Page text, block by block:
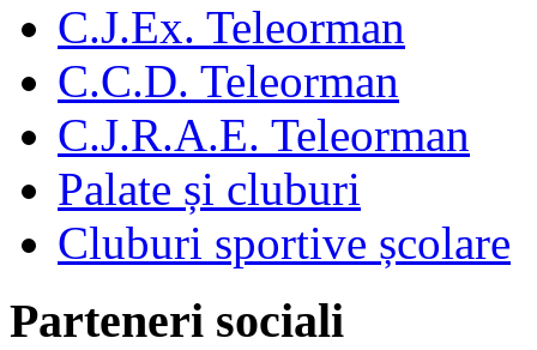
C.J.Ex. Teleorman
C.C.D. Teleorman
C.J.R.A.E. Teleorman
Palate și cluburi
Cluburi sportive școlare
Parteneri sociali